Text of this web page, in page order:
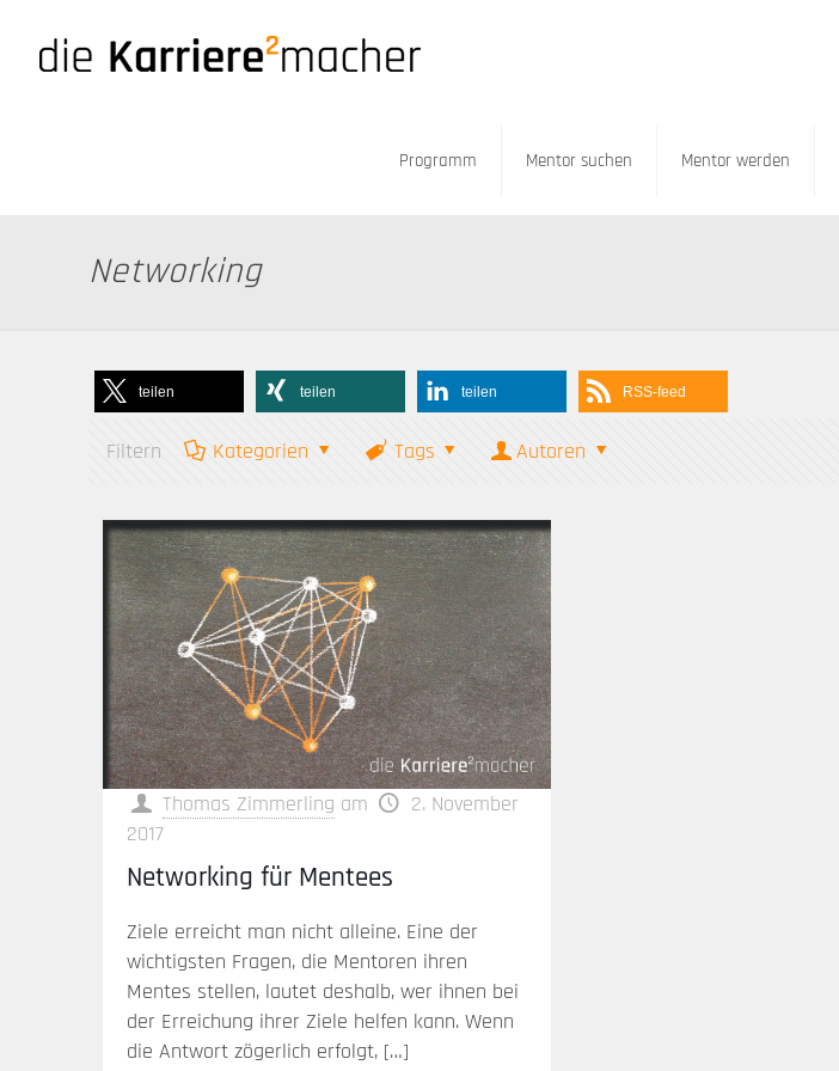
Programm Mentor suchen Mentor werden
Networking
teilen teilen teilen RSS-feed
Filtern Kategorien Tags Autoren
Thomas Zimmerling am
2. November
2017
Networking für Mentees
Ziele erreicht man nicht alleine. Eine der
wichtigsten Fragen, die Mentoren ihren
Mentes stellen, lautet deshalb, wer ihnen bei
der Erreichung ihrer Ziele helfen kann. Wenn
die Antwort zögerlich erfolgt, […]